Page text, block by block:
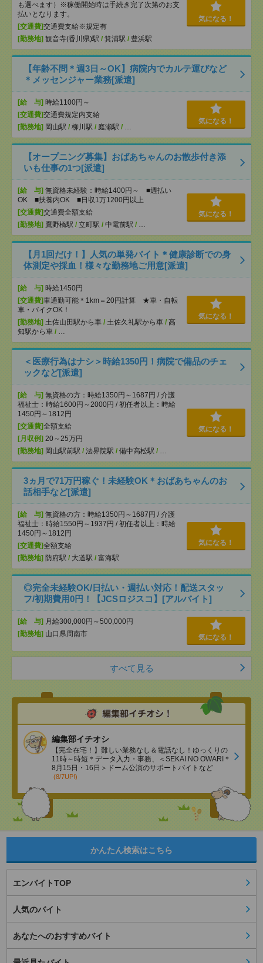
も選べます）※稼働開始時は手続き完了次第のお支
払いとなります。
[交通費]交通費支給※規定有
[勤務地] 観音寺(香川県)駅 / 箕浦駅 / 豊浜駅
気になる！
【年齢不問＊週3日～OK】病院内でカルテ運びなど
＊メッセンジャー業務[派遣]
[給 与] 時給1100円～
[交通費]交通費規定内支給
[勤務地] 岡山駅 / 柳川駅 / 庭瀬駅 / …
気になる！
【オープニング募集】おばあちゃんのお散歩付き添
いも仕事の1つ[派遣]
[給 与] 無資格未経験：時給1400円～ ■週払い
OK ■扶養内OK ■日収1万1200円以上
[交通費]交通費全額支給
[勤務地] 鷹野橋駅 / 立町駅 / 中電前駅 / …
気になる！
【月1回だけ！】人気の単発バイト＊健康診断での身
体測定や採血！様々な勤務地ご用意[派遣]
[給 与] 時給1450円
[交通費]車通勤可能＊1km＝20円計算 ★車・自転
車・バイクOK！
[勤務地] 土佐山田駅から車 / 土佐久礼駅から車 / 高
知駅から車 / …
気になる！
＜医療行為はナシ＞時給1350円！病院で備品のチェ
ックなど[派遣]
[給 与] 無資格の方：時給1350円～1687円 / 介護
福祉士：時給1600円～2000円 / 初任者以上：時給
1450円～1812円
[交通費]全額支給
[月収例] 20～25万円
[勤務地] 岡山駅前駅 / 法界院駅 / 備中高松駅 / …
気になる！
3ヵ月で71万円稼ぐ！未経験OK＊おばあちゃんのお
話相手など[派遣]
[給 与] 無資格の方：時給1350円～1687円 / 介護
福祉士：時給1550円～1937円 / 初任者以上：時給
1450円～1812円
[交通費]全額支給
[勤務地] 防府駅 / 大道駅 / 富海駅
気になる！
◎完全未経験OK/日払い・週払い対応！配送スタッ
フ/初期費用0円！【JCSロジスコ】[アルバイト]
[給 与] 月給300,000円～500,000円
[勤務地] 山口県周南市 気になる！
すべて見る
編集部イチオシ
【完全在宅！】難しい業務なし＆電話なし！ゆっくりの
11時～時短＊データ入力・事務、＜SEKAI NO OWARI＊
8月15日・16日＞ドーム公演のサポートバイトなど
(8/7UP!)
かんたん検索はこちら
エンバイトTOP
人気のバイト
あなたへのおすすめバイト